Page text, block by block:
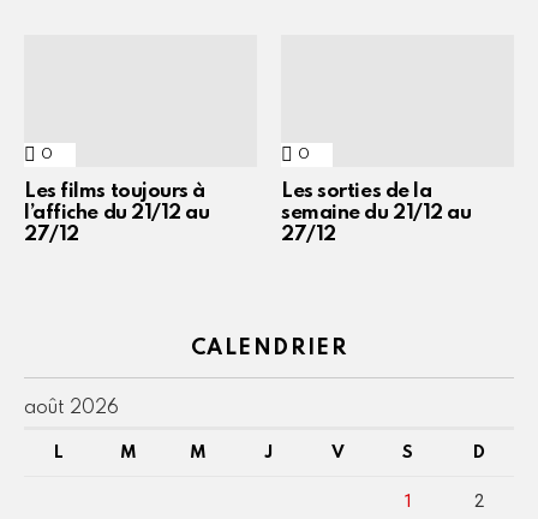
0
Les films toujours à
l’affiche du 21/12 au
27/12
0
Les sorties de la
semaine du 21/12 au
27/12
CALENDRIER
août 2026
L M M J V S D
1 2